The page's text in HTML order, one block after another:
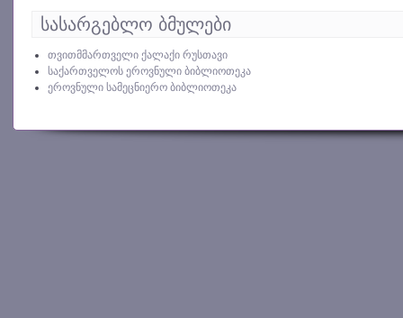
სასარგებლო ბმულები
თვითმმართველი ქალაქი რუსთავი
საქართველოს ეროვნული ბიბლიოთეკა
ეროვნული სამეცნიერო ბიბლიოთეკა